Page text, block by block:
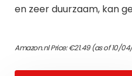
en zeer duurzaam, kan
Amazon.nl Price:€21.49(as of 10/